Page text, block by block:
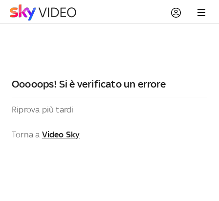
Ooooops! Si è verificato un errore
Riprova più tardi
Torna a Video Sky